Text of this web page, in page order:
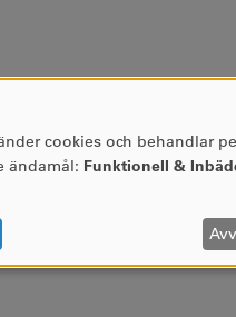
cookies och behandlar
ändamål: Funktionell &